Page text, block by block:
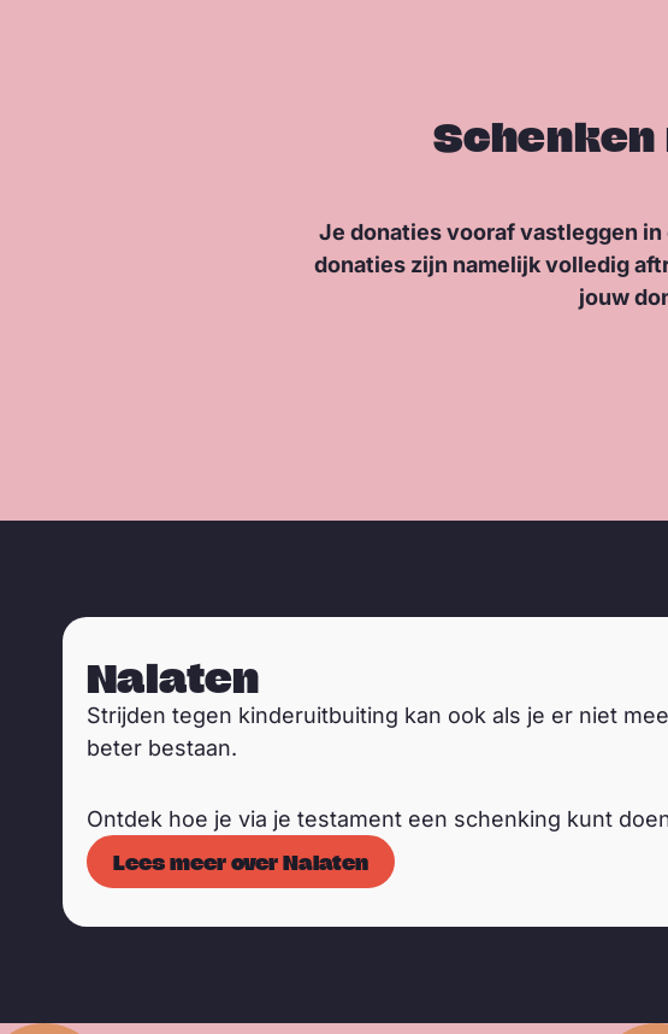
Je donaties vooraf vastleggen
donaties zijn namelijk volledig
jouw
Nalaten
Strijden tegen kinderuitbuiting kan ook als je er niet
beter bestaan.
Ontdek hoe je via je testament een schenking kunt
Lees meer over Nalaten